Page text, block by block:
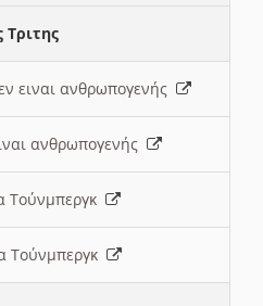
ειναι ανθρωπογενής
ανθρωπογενής
Τούνμπεργκ
Τούνμπεργκ